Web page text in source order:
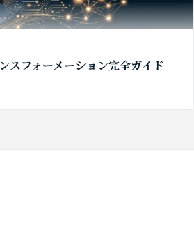
スフォーメーション完全ガイド